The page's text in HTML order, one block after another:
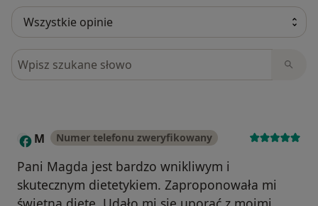
Szukaj w opiniach
M Numer telefonu zweryfikowany
Pani Magda jest bardzo wnikliwym i
skutecznym dietetykiem. Zaproponowała mi